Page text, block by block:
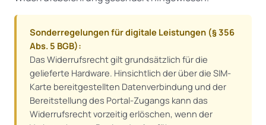
Sonderregelungen für digitale Leistungen (§ 356
Abs. 5 BGB):
Das Widerrufsrecht gilt grundsätzlich für die
gelieferte Hardware. Hinsichtlich der über die SIM-
Karte bereitgestellten Datenverbindung und der
Bereitstellung des Portal-Zugangs kann das
Widerrufsrecht vorzeitig erlöschen, wenn der